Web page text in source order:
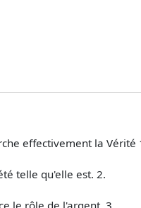
effectivement la Vérité
telle qu'elle est. 2.
le rôle de l'argent. 3.